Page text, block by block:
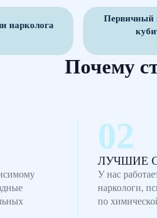
нарколога
Первичный
Почему
ЛУЧШИЕ
У нас
наркологи,
по